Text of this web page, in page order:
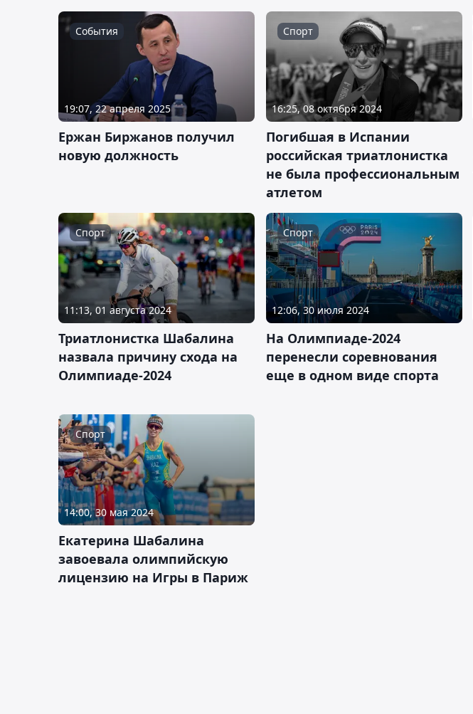
События
19:07, 22 апреля 2025
Ержан Биржанов получил
новую должность
Спорт
16:25, 08 октября 2024
Погибшая в Испании
российская триатлонистка
не была профессиональным
атлетом
Спорт
11:13, 01 августа 2024
Триатлонистка Шабалина
назвала причину схода на
Олимпиаде-2024
Спорт
12:06, 30 июля 2024
На Олимпиаде-2024
перенесли соревнования
еще в одном виде спорта
Спорт
14:00, 30 мая 2024
Екатерина Шабалина
завоевала олимпийскую
лицензию на Игры в Париж